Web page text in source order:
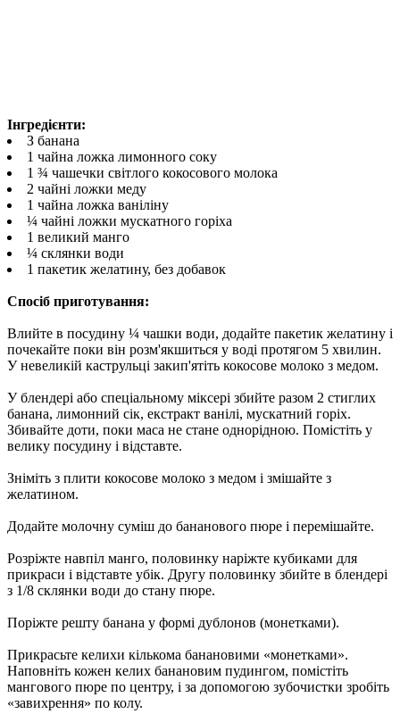
Інгредієнти:
З банана
1 чайна ложка лимонного соку
1 ¾ чашечки світлого кокосового молока
2 чайні ложки меду
1 чайна ложка ваніліну
¼ чайні ложки мускатного горіха
1 великий манго
¼ склянки води
1 пакетик желатину, без добавок
Спосіб приготування:
Влийте в посудину ¼ чашки води, додайте пакетик желатину і
почекайте поки він розм'якшиться у воді протягом 5 хвилин.
У невеликій каструльці закип'ятіть кокосове молоко з медом.
У блендері або спеціальному міксері збийте разом 2 стиглих
банана, лимонний сік, екстракт ванілі, мускатний горіх.
Збивайте доти, поки маса не стане однорідною. Помістіть у
велику посудину і відставте.
Зніміть з плити кокосове молоко з медом і змішайте з
желатином.
Додайте молочну суміш до бананового пюре і перемішайте.
Розріжте навпіл манго, половинку наріжте кубиками для
прикраси і відставте убік. Другу половинку збийте в блендері
з 1/8 склянки води до стану пюре.
Поріжте решту банана у формі дублонов (монетками).
Прикрасьте келихи кількома банановими «монетками».
Наповніть кожен келих банановим пудингом, помістіть
мангового пюре по центру, і за допомогою зубочистки зробіть
«завихрення» по колу.